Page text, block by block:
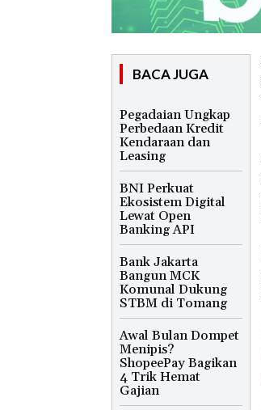
BACA JUGA
Pegadaian Ungkap
Perbedaan Kredit
Kendaraan dan
Leasing
BNI Perkuat
Ekosistem Digital
Lewat Open
Banking API
Bank Jakarta
Bangun MCK
Komunal Dukung
STBM di Tomang
Awal Bulan Dompet
Menipis?
ShopeePay Bagikan
4 Trik Hemat
Gajian